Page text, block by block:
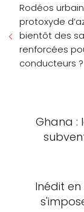
Rodéos
protoxyde
bientôt des
renforcées
conducteurs ?
Ghana :
Inédit